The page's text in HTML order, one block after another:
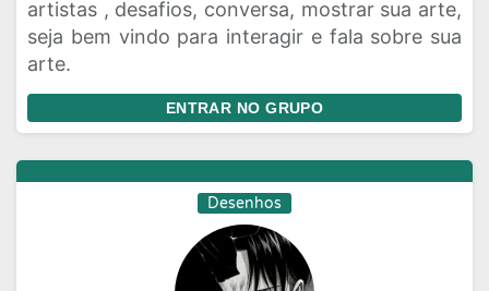
artistas , desafios, conversa, mostrar sua arte,
seja bem vindo para interagir e fala sobre sua
arte.
ENTRAR NO GRUPO
Desenhos